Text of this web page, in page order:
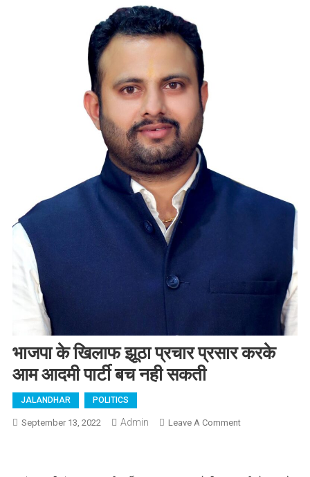
भाजपा के खिलाफ झूठा प्रचार प्रसार करके
आम आदमी पार्टी बच नही सकती
JALANDHAR POLITICS
September 13, 2022 Admin Leave A CommentOn भाजपा के खिलाफ